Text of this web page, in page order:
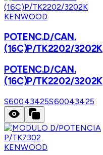
KENWOOD
POTENC.D/CAN.
(16C)P/TK2202/3202K
POTENC.D/CAN.
(16C)P/TK2202/3202K
S60043425S60043425
KENWOOD